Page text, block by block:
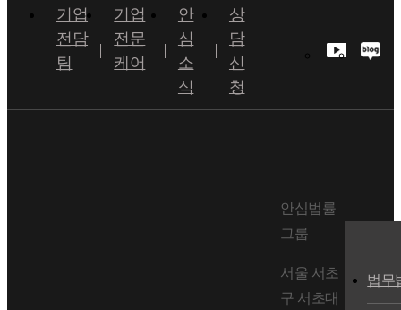
기업
전담
팀
기업
전문
케어
안
심
소
식
상
담
신
청
안심법률
그룹
서울 서초
구 서초대
법무